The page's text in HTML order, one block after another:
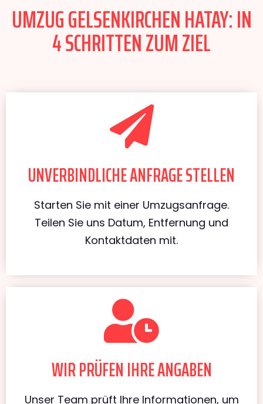
UMZUG GELSENKIRCHEN HATAY: IN
4 SCHRITTEN ZUM ZIEL
UNVERBINDLICHE ANFRAGE STELLEN
Starten Sie mit einer Umzugsanfrage.
Teilen Sie uns Datum, Entfernung und
Kontaktdaten mit.
WIR PRÜFEN IHRE ANGABEN
Unser Team prüft Ihre Informationen, um